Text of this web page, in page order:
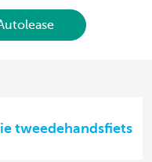
tweedehandsfiets